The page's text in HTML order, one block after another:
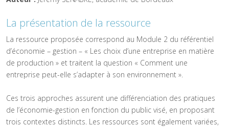
La présentation de la ressource
La ressource proposée correspond au Module 2 du référentiel
d’économie – gestion – « Les choix d’une entreprise en matière
de production » et traitent la question « Comment une
entreprise peut-elle s’adapter à son environnement ».
Ces trois approches assurent une différenciation des pratiques
de l’économie-gestion en fonction du public visé, en proposant
trois contextes distincts. Les ressources sont également variées,